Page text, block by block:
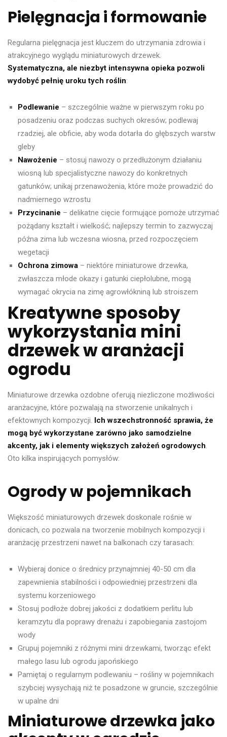
Pielęgnacja i formowanie
Regularna pielęgnacja jest kluczem do utrzymania zdrowia i
atrakcyjnego wyglądu miniaturowych drzewek.
Systematyczna, ale niezbyt intensywna opieka pozwoli
wydobyć pełnię uroku tych roślin:
Podlewanie – szczególnie ważne w pierwszym roku po
posadzeniu oraz podczas suchych okresów; podlewaj
rzadziej, ale obficie, aby woda dotarła do głębszych warstw
gleby
Nawożenie – stosuj nawozy o przedłużonym działaniu
wiosną lub specjalistyczne nawozy do konkretnych
gatunków; unikaj przenawożenia, które może prowadzić do
nadmiernego wzrostu
Przycinanie – delikatne cięcie formujące pomoże utrzymać
pożądany kształt i wielkość; najlepszy termin to zazwyczaj
późna zima lub wczesna wiosna, przed rozpoczęciem
wegetacji
Ochrona zimowa – niektóre miniaturowe drzewka,
zwłaszcza młode okazy i gatunki ciepłolubne, mogą
wymagać okrycia na zimę agrowłókniną lub stroiszem
Kreatywne sposoby
wykorzystania mini
drzewek w aranżacji
ogrodu
Miniaturowe drzewka ozdobne oferują niezliczone możliwości
aranżacyjne, które pozwalają na stworzenie unikalnych i
efektownych kompozycji. Ich wszechstronność sprawia, że
mogą być wykorzystane zarówno jako samodzielne
akcenty, jak i elementy większych założeń ogrodowych.
Oto kilka inspirujących pomysłów:
Ogrody w pojemnikach
Większość miniaturowych drzewek doskonale rośnie w
donicach, co pozwala na tworzenie mobilnych kompozycji i
aranżację przestrzeni nawet na balkonach czy tarasach:
Wybieraj donice o średnicy przynajmniej 40-50 cm dla
zapewnienia stabilności i odpowiedniej przestrzeni dla
systemu korzeniowego
Stosuj podłoże dobrej jakości z dodatkiem perlitu lub
keramzytu dla poprawy drenażu i zapobiegania zastojom
wody
Grupuj pojemniki z różnymi mini drzewkami, tworząc efekt
małego lasu lub ogrodu japońskiego
Pamiętaj o regularnym podlewaniu – rośliny w pojemnikach
szybciej wysychają niż te posadzone w gruncie, szczególnie
w upalne dni
Miniaturowe drzewka jako